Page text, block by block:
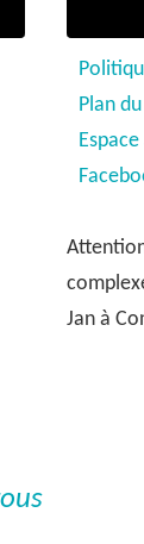
Plan
Jan à